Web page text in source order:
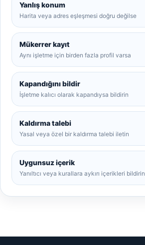
Yanlış konum
Harita veya adres eşleşmesi doğru değilse
Mükerrer kayıt
Aynı işletme için birden fazla profil varsa
Kapandığını bildir
İşletme kalıcı olarak kapandıysa bildirin
Kaldırma talebi
Yasal veya özel bir kaldırma talebi iletin
Uygunsuz içerik
Yanıltıcı veya kurallara aykırı içerikleri bildirin